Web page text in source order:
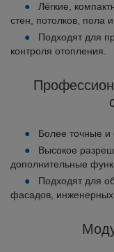
Лёгкие,
стен, потолков, пола и
Подходят для
контроля отопления.
Более точные
Высокое
дополнительные
Подходят для
фасадов, инженерных